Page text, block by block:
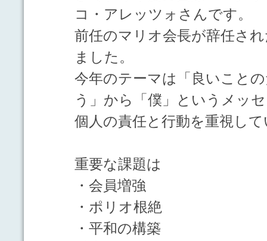
コ・アレッツォさんです。
前任のマリオ会長が辞任さ
ました。
今年のテーマは「良いこと
う」から「僕」というメッ
個人の責任と行動を重視し
重要な課題は
・会員増強
・ポリオ根絶
・平和の構築